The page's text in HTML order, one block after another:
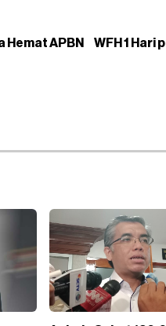
Hemat APBN WFH 1 Hari